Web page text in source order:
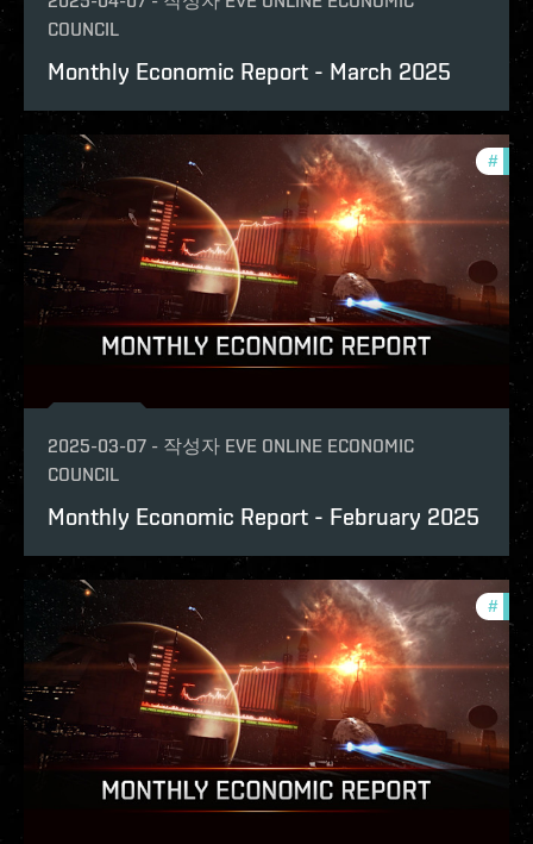
COUNCIL
Monthly Economic Report - March 2025
#
2025-03-07 - 작성자 EVE ONLINE ECONOMIC
COUNCIL
Monthly Economic Report - February 2025
#